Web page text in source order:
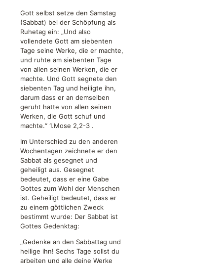
Gott selbst setze den Samstag
(Sabbat) bei der Schöpfung als
Ruhetag ein: „Und also
vollendete Gott am siebenten
Tage seine Werke, die er machte,
und ruhte am siebenten Tage
von allen seinen Werken, die er
machte. Und Gott segnete den
siebenten Tag und heiligte ihn,
darum dass er an demselben
geruht hatte von allen seinen
Werken, die Gott schuf und
machte.“ 1.Mose 2,2-3 .
Im Unterschied zu den anderen
Wochentagen zeichnete er den
Sabbat als gesegnet und
geheiligt aus. Gesegnet
bedeutet, dass er eine Gabe
Gottes zum Wohl der Menschen
ist. Geheiligt bedeutet, dass er
zu einem göttlichen Zweck
bestimmt wurde: Der Sabbat ist
Gottes Gedenktag:
„Gedenke an den Sabbattag und
heilige ihn! Sechs Tage sollst du
arbeiten und alle deine Werke